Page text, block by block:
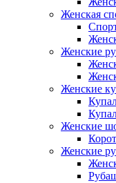
Женская
Женские
Женские
Женские
Женские